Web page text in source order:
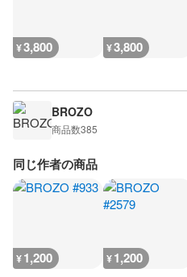
¥3,800 ¥3,800
BROZO
商品数385
同じ作者の商品
¥1,200 ¥1,200